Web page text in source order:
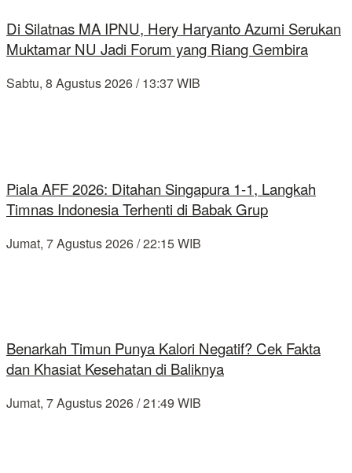
Di Silatnas MA IPNU, Hery Haryanto Azumi Serukan
Muktamar NU Jadi Forum yang Riang Gembira
Sabtu, 8 Agustus 2026 / 13:37 WIB
Piala AFF 2026: Ditahan Singapura 1-1, Langkah
Timnas Indonesia Terhenti di Babak Grup
Jumat, 7 Agustus 2026 / 22:15 WIB
Benarkah Timun Punya Kalori Negatif? Cek Fakta
dan Khasiat Kesehatan di Baliknya
Jumat, 7 Agustus 2026 / 21:49 WIB